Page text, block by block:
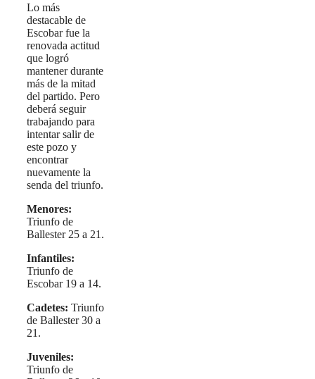
Lo más
destacable de
Escobar fue la
renovada actitud
que logró
mantener durante
más de la mitad
del partido. Pero
deberá seguir
trabajando para
intentar salir de
este pozo y
encontrar
nuevamente la
senda del triunfo.
Menores:
Triunfo de
Ballester 25 a 21.
Infantiles:
Triunfo de
Escobar 19 a 14.
Cadetes: Triunfo
de Ballester 30 a
21.
Juveniles:
Triunfo de